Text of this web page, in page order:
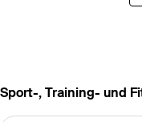
Sport-, Training- und